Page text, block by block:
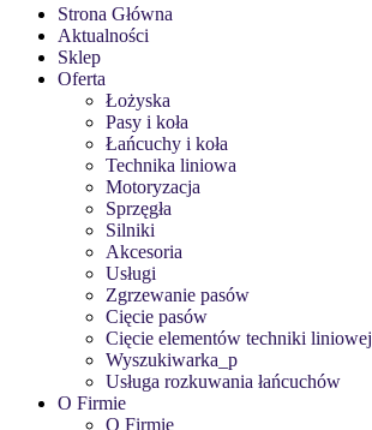
Strona Główna
Aktualności
Sklep
Oferta
Łożyska
Pasy i koła
Łańcuchy i koła
Technika liniowa
Motoryzacja
Sprzęgła
Silniki
Akcesoria
Usługi
Zgrzewanie pasów
Cięcie pasów
Cięcie elementów techniki liniowej
Wyszukiwarka_p
Usługa rozkuwania łańcuchów
O Firmie
O Firmie